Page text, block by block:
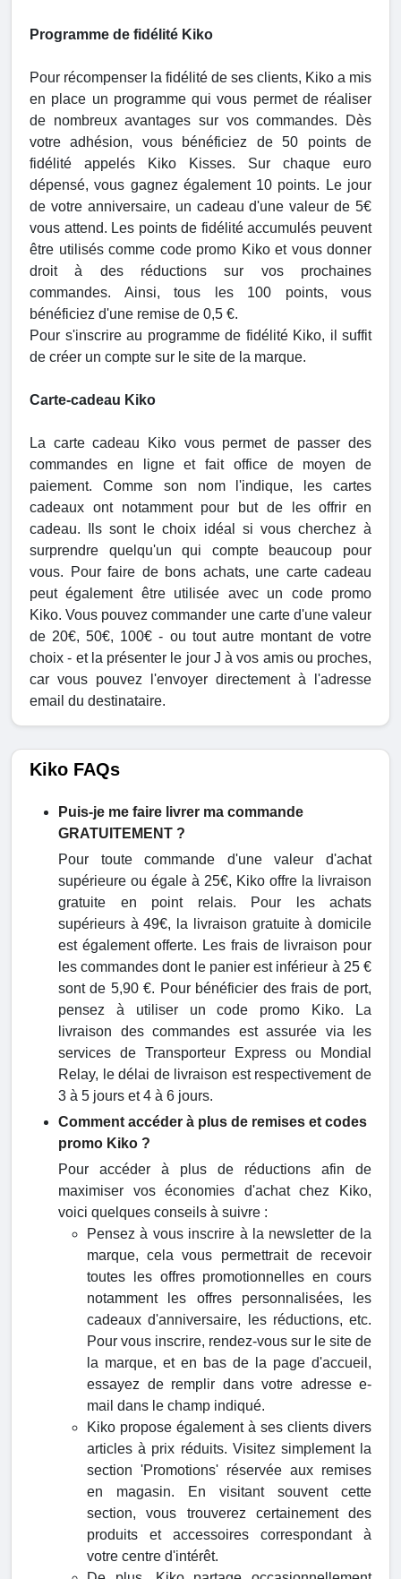
Programme de fidélité Kiko
Pour récompenser la fidélité de ses clients, Kiko a mis
en place un programme qui vous permet de réaliser
de nombreux avantages sur vos commandes. Dès
votre adhésion, vous bénéficiez de 50 points de
fidélité appelés Kiko Kisses. Sur chaque euro
dépensé, vous gagnez également 10 points. Le jour
de votre anniversaire, un cadeau d'une valeur de 5€
vous attend. Les points de fidélité accumulés peuvent
être utilisés comme code promo Kiko et vous donner
droit à des réductions sur vos prochaines
commandes. Ainsi, tous les 100 points, vous
bénéficiez d'une remise de 0,5 €.
Pour s'inscrire au programme de fidélité Kiko, il suffit
de créer un compte sur le site de la marque.
Carte-cadeau Kiko
La carte cadeau Kiko vous permet de passer des
commandes en ligne et fait office de moyen de
paiement. Comme son nom l'indique, les cartes
cadeaux ont notamment pour but de les offrir en
cadeau. Ils sont le choix idéal si vous cherchez à
surprendre quelqu'un qui compte beaucoup pour
vous. Pour faire de bons achats, une carte cadeau
peut également être utilisée avec un code promo
Kiko. Vous pouvez commander une carte d'une valeur
de 20€, 50€, 100€ - ou tout autre montant de votre
choix - et la présenter le jour J à vos amis ou proches,
car vous pouvez l'envoyer directement à l'adresse
email du destinataire.
Kiko FAQs
Puis-je me faire livrer ma commande
GRATUITEMENT ?
Pour toute commande d'une valeur d'achat
supérieure ou égale à 25€, Kiko offre la livraison
gratuite en point relais. Pour les achats
supérieurs à 49€, la livraison gratuite à domicile
est également offerte. Les frais de livraison pour
les commandes dont le panier est inférieur à 25 €
sont de 5,90 €. Pour bénéficier des frais de port,
pensez à utiliser un code promo Kiko. La
livraison des commandes est assurée via les
services de Transporteur Express ou Mondial
Relay, le délai de livraison est respectivement de
3 à 5 jours et 4 à 6 jours.
Comment accéder à plus de remises et codes
promo Kiko ?
Pour accéder à plus de réductions afin de
maximiser vos économies d'achat chez Kiko,
voici quelques conseils à suivre :
Pensez à vous inscrire à la newsletter de la
marque, cela vous permettrait de recevoir
toutes les offres promotionnelles en cours
notamment les offres personnalisées, les
cadeaux d'anniversaire, les réductions, etc.
Pour vous inscrire, rendez-vous sur le site de
la marque, et en bas de la page d'accueil,
essayez de remplir dans votre adresse e-
mail dans le champ indiqué.
Kiko propose également à ses clients divers
articles à prix réduits. Visitez simplement la
section 'Promotions' réservée aux remises
en magasin. En visitant souvent cette
section, vous trouverez certainement des
produits et accessoires correspondant à
votre centre d'intérêt.